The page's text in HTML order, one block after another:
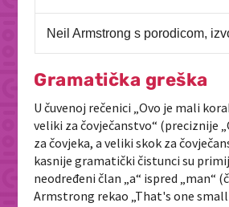
Neil Armstrong s porodicom,
Gramatička greška
U čuvenoj rečenici „Ovo je mali
veliki za čovječanstvo“ (preciznije
za čovjeka, a veliki skok za
kasnije gramatički čistunci su
neodređeni član „a“ ispred „man“
Armstrong rekao „That's one